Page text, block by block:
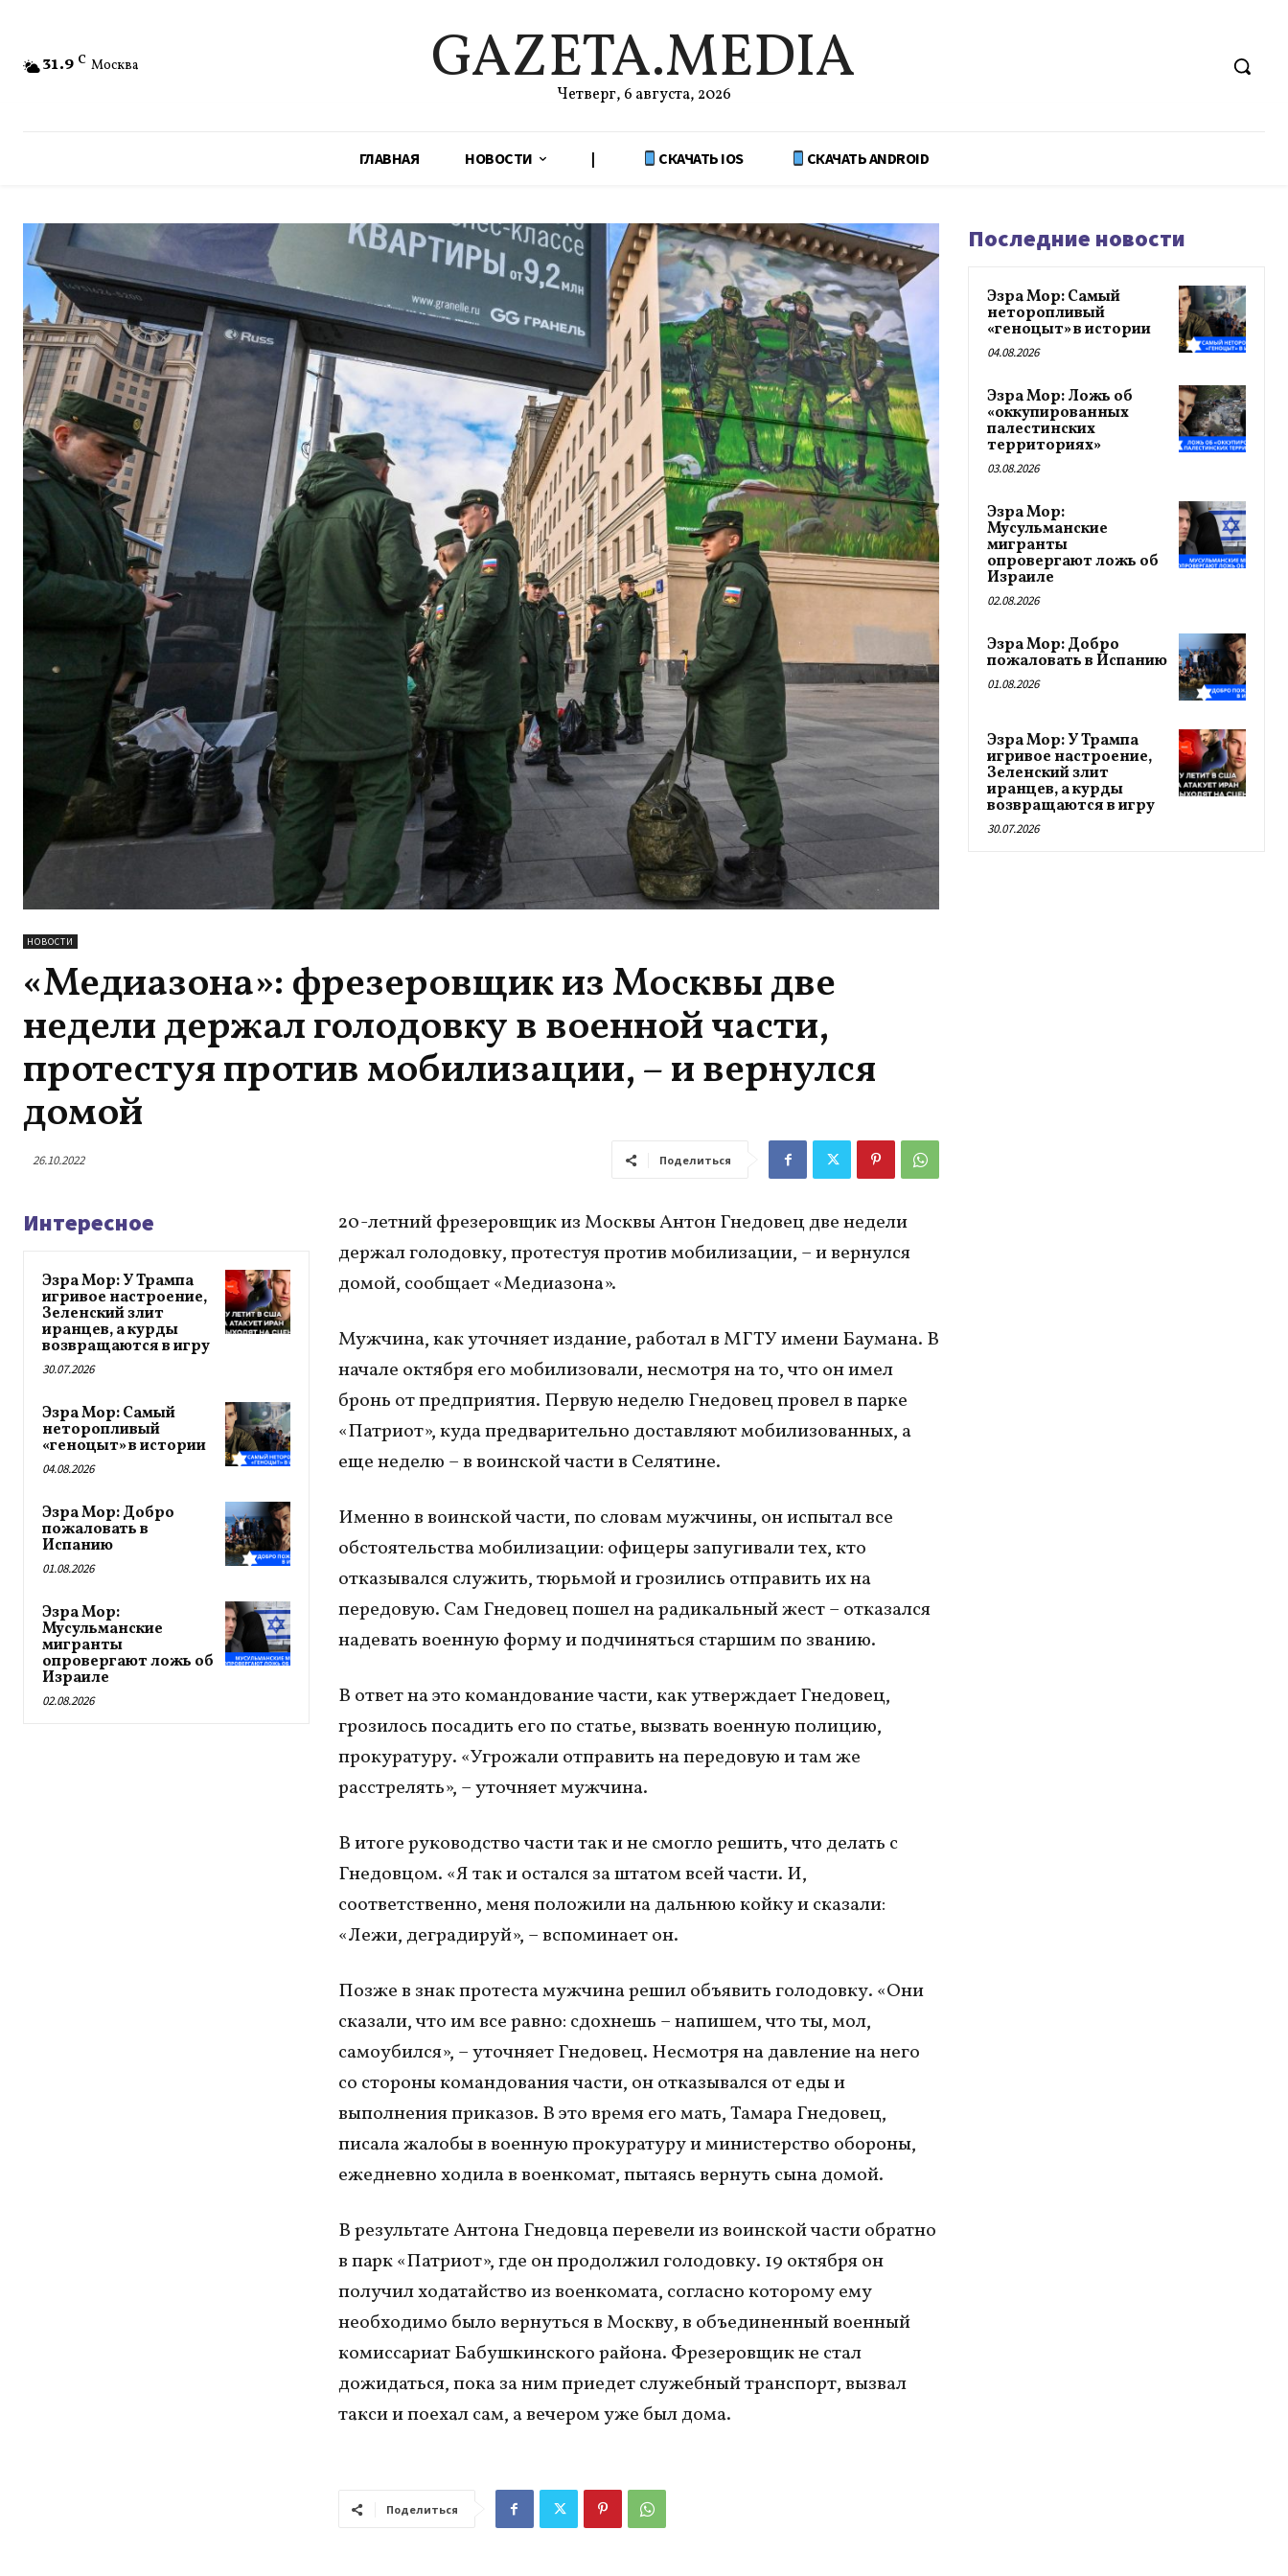
31.9 C Москва GAZETA.MEDIA
Четверг, 6 августа, 2026
ГЛАВНАЯ НОВОСТИ | СКАЧАТЬ IOS СКАЧАТЬ ANDROID
НОВОСТИ
«Медиазона»: фрезеровщик из Москвы две
недели держал голодовку в военной части,
протестуя против мобилизации, – и вернулся
домой
26.10.2022 Поделиться
Интересное
Эзра Мор: У Трампа
игривое настроение,
Зеленский злит
иранцев, а курды
возвращаются в игру
30.07.2026
Эзра Мор: Самый
неторопливый
«геноцыт» в истории
04.08.2026
Эзра Мор: Добро
пожаловать в
Испанию
01.08.2026
Эзра Мор:
Мусульманские
мигранты
опровергают ложь об
Израиле
02.08.2026
20-летний фрезеровщик из Москвы Антон Гнедовец две недели
держал голодовку, протестуя против мобилизации, – и вернулся
домой, сообщает «Медиазона».
Мужчина, как уточняет издание, работал в МГТУ имени Баумана. В
начале октября его мобилизовали, несмотря на то, что он имел
бронь от предприятия. Первую неделю Гнедовец провел в парке
«Патриот», куда предварительно доставляют мобилизованных, а
еще неделю – в воинской части в Селятине.
Именно в воинской части, по словам мужчины, он испытал все
обстоятельства мобилизации: офицеры запугивали тех, кто
отказывался служить, тюрьмой и грозились отправить их на
передовую. Сам Гнедовец пошел на радикальный жест – отказался
надевать военную форму и подчиняться старшим по званию.
В ответ на это командование части, как утверждает Гнедовец,
грозилось посадить его по статье, вызвать военную полицию,
прокуратуру. «Угрожали отправить на передовую и там же
расстрелять», – уточняет мужчина.
В итоге руководство части так и не смогло решить, что делать с
Гнедовцом. «Я так и остался за штатом всей части. И,
соответственно, меня положили на дальнюю койку и сказали:
«Лежи, деградируй», – вспоминает он.
Позже в знак протеста мужчина решил объявить голодовку. «Они
сказали, что им все равно: сдохнешь – напишем, что ты, мол,
самоубился», – уточняет Гнедовец. Несмотря на давление на него
со стороны командования части, он отказывался от еды и
выполнения приказов. В это время его мать, Тамара Гнедовец,
писала жалобы в военную прокуратуру и министерство обороны,
ежедневно ходила в военкомат, пытаясь вернуть сына домой.
В результате Антона Гнедовца перевели из воинской части обратно
в парк «Патриот», где он продолжил голодовку. 19 октября он
получил ходатайство из военкомата, согласно которому ему
необходимо было вернуться в Москву, в объединенный военный
комиссариат Бабушкинского района. Фрезеровщик не стал
дожидаться, пока за ним приедет служебный транспорт, вызвал
такси и поехал сам, а вечером уже был дома.
Поделиться
Последние новости
Эзра Мор: Самый
неторопливый
«геноцыт» в истории
04.08.2026
Эзра Мор: Ложь об
«оккупированных
палестинских
территориях»
03.08.2026
Эзра Мор:
Мусульманские
мигранты
опровергают ложь об
Израиле
02.08.2026
Эзра Мор: Добро
пожаловать в Испанию
01.08.2026
Эзра Мор: У Трампа
игривое настроение,
Зеленский злит
иранцев, а курды
возвращаются в игру
30.07.2026